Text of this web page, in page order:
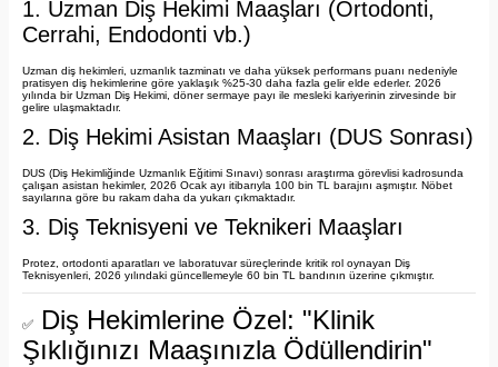
1. Uzman Diş Hekimi Maaşları (Ortodonti,
Cerrahi, Endodonti vb.)
Uzman diş hekimleri, uzmanlık tazminatı ve daha yüksek performans puanı nedeniyle
pratisyen diş hekimlerine göre yaklaşık %25-30 daha fazla gelir elde ederler. 2026
yılında bir Uzman Diş Hekimi, döner sermaye payı ile mesleki kariyerinin zirvesinde bir
gelire ulaşmaktadır.
2. Diş Hekimi Asistan Maaşları (DUS Sonrası)
DUS (Diş Hekimliğinde Uzmanlık Eğitimi Sınavı) sonrası araştırma görevlisi kadrosunda
çalışan asistan hekimler, 2026 Ocak ayı itibarıyla 100 bin TL barajını aşmıştır. Nöbet
sayılarına göre bu rakam daha da yukarı çıkmaktadır.
3. Diş Teknisyeni ve Teknikeri Maaşları
Protez, ortodonti aparatları ve laboratuvar süreçlerinde kritik rol oynayan Diş
Teknisyenleri, 2026 yılındaki güncellemeyle 60 bin TL bandının üzerine çıkmıştır.
✅
Diş Hekimlerine Özel: "Klinik
Şıklığınızı Maaşınızla Ödüllendirin"